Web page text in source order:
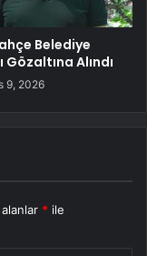
Belediye
Gözaltına Alındı
9, 2026
* ile